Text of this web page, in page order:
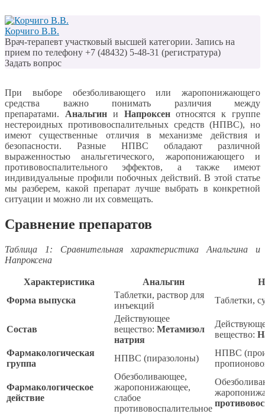
Корчиго В.В.
Врач-терапевт участковый высшей категории. Запись на
прием по телефону +7 (48432) 5-48-31 (регистратура)
Задать вопрос
При выборе обезболивающего или жаропонижающего
средства важно понимать различия между
препаратами. Анальгини Напроксенотносятся к группе
нестероидных противовоспалительных средств (НПВС), но
имеют существенные отличия в механизме действия и
безопасности. Разные НПВС обладают различной
выраженностью анальгетического, жаропонижающего и
противовоспалительного эффектов, а также имеют
индивидуальные профили побочных действий. В этой статье
мы разберем, какой препарат лучше выбрать в конкретной
ситуации и можно ли их совмещать.
Сравнение препаратов
Таблица 1: Сравнительная характеристика Анальгина и
Напроксена
Характеристика Анальгин
Форма выпуска
Таблетки, раствор для
инъекций
Таблетки,
Состав
Действующее
вещество: Метамизол
натрия
вещество:
Фармакологическая
группа
НПВС (пиразолоны)
НПВС
Фармакологическое
действие
Обезболивающее,
жаропонижающее,
слабое
противовоспалительное